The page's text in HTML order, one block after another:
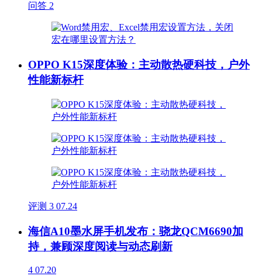
问答 2
OPPO K15深度体验：主动散热硬科技，户外
性能新标杆
评测 3 07.24
海信A10墨水屏手机发布：骁龙QCM6690加
持，兼顾深度阅读与动态刷新
4 07.20